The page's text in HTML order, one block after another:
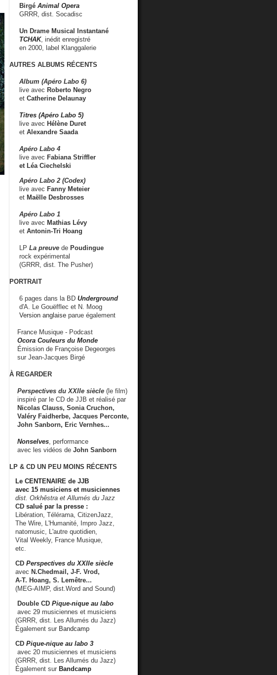
Birgé Animal Opera
GRRR, dist. Socadisc
Un Drame Musical Instantané
TCHAK, inédit enregistré
en 2000, label Klanggalerie
AUTRES ALBUMS RÉCENTS
Album (Apéro Labo 6)
live avec Roberto Negro
et Catherine Delaunay
Titres (Apéro Labo 5)
live avec Hélène Duret
et Alexandre Saada
Apéro Labo 4
live avec Fabiana Striffler
et Léa Ciechelski
Apéro Labo 2 (Codex)
live avec Fanny Meteier
et Maëlle Desbrosses
Apéro Labo 1
live avec Mathias Lévy
et Antonin-Tri Hoang
LP La preuve de Poudingue
rock expérimental
(GRRR, dist. The Pusher)
PORTRAIT
6 pages dans la BD Underground
d'A. Le Gouëfflec et N. Moog
Version anglaise parue également
France Musique - Podcast
Ocora Couleurs du Monde
Émission de Françoise Degeorges
sur Jean-Jacques Birgé
À REGARDER
Perspectives du XXIIe siècle (le film)
inspiré par le CD de JJB et réalisé par
Nicolas Clauss, Sonia Cruchon,
Valéry Faidherbe, Jacques Perconte,
John Sanborn, Eric Vernhes...
Nonselves , performance
avec les vidéos de John Sanborn
LP & CD UN PEU MOINS RÉCENTS
Le CENTENAIRE de JJB
avec 15 musiciens et musiciennes
dist. Orkhêstra et Allumés du Jazz
CD salué par la presse :
Libération, Télérama, CitizenJazz,
The Wire, L'Humanité, Impro Jazz,
natomusic, L'autre quotidien,
Vital Weekly, France Musique,
etc.
CD Perspectives du XXIIe siècle
avec N.Chedmail, J-F. Vrod,
A-T. Hoang, S. Lemêtre...
(MEG-AIMP, dist.Word and Sound)
Double CD Pique-nique au labo
avec 29 musiciennes et musiciens
(GRRR, dist. Les Allumés du Jazz)
Également sur Bandcamp
CD Pique-nique au labo 3
avec 20 musiciennes et musiciens
(GRRR, dist. Les Allumés du Jazz)
Également sur Bandcamp